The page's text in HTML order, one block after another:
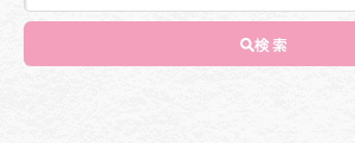
検索